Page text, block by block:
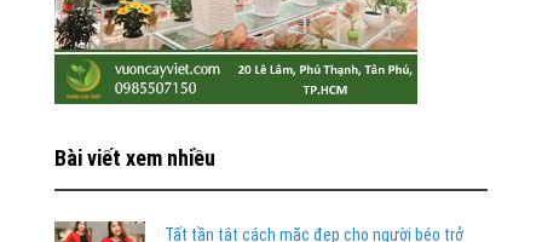
Bài viết xem nhiều
Tất tần tật cách mặc đẹp cho người béo trở